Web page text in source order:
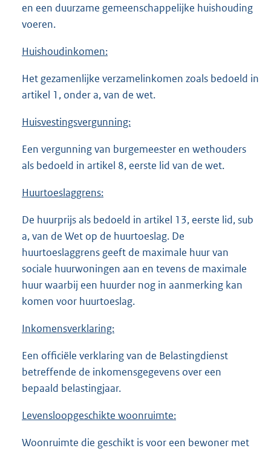
en een duurzame gemeenschappelijke huishouding
voeren.
Huishoudinkomen:
Het gezamenlijke verzamelinkomen zoals bedoeld in
artikel 1, onder a, van de wet.
Huisvestingsvergunning:
Een vergunning van burgemeester en wethouders
als bedoeld in artikel 8, eerste lid van de wet.
Huurtoeslaggrens:
De huurprijs als bedoeld in artikel 13, eerste lid, sub
a, van de Wet op de huurtoeslag. De
huurtoeslaggrens geeft de maximale huur van
sociale huurwoningen aan en tevens de maximale
huur waarbij een huurder nog in aanmerking kan
komen voor huurtoeslag.
Inkomensverklaring:
Een officiële verklaring van de Belastingdienst
betreffende de inkomensgegevens over een
bepaald belastingjaar.
Levensloopgeschikte woonruimte:
Woonruimte die geschikt is voor een bewoner met